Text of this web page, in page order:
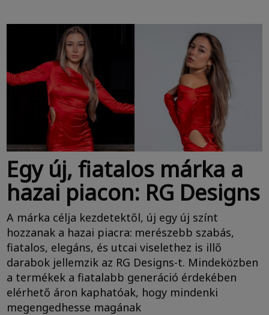
Egy új, fiatalos márka a
hazai piacon: RG Designs
A márka célja kezdetektől, új egy új színt
hozzanak a hazai piacra: merészebb szabás,
fiatalos, elegáns, és utcai viselethez is illő
darabok jellemzik az RG Designs-t. Mindeközben
a termékek a fiatalabb generáció érdekében
elérhető áron kaphatóak, hogy mindenki
megengedhesse magának